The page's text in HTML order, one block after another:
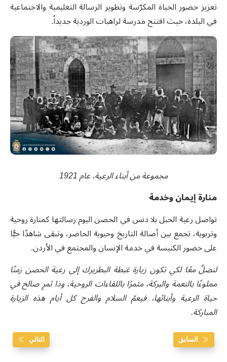
تعزيز حضور الحياة المكرّسة وتطوير الرسالة التعليمية والاجتماعية
في البلدة، حيث افتتح مدرسة لراهبات الوردية جديداً.
مجموعة من أبناء الرعية، عام 1921
منارة إيمان وخدمة
تواصل رعية الحبل بلا دنس في الحصن اليوم رسالتها كمنارة روحية
وتربوية، تجمع بين أصالة التاريخ وحيوية الحاضر، وتبقى شاهدًا حيًّا
على حضور الكنيسة في خدمة الإنسان والمجتمع في الأردن.
لنصلِّ معًا لكي تكون زيارة غبطة البطريرك إلى رعية الحصن زمنًا
مملوءًا بالنعمة والبركة، مثمرًا باللقاءات الروحية، وذا ثمرٍ صالح في
حياة الرعية وأبنائها، فيعمّ السلام والفرح كل أيام هذه الزيارة
المباركة.
السابق التالي